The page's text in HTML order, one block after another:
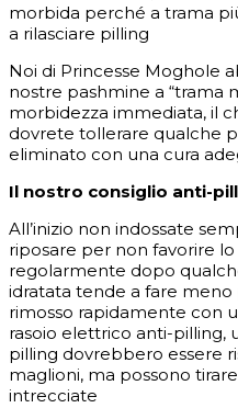
morbida perché a trama
a rilasciare pilling
Noi di Princesse Moghole
nostre pashmine a “trama
morbidezza immediata, il
dovrete tollerare qualche
eliminato con una cura
Il nostro consiglio anti-
All’inizio non indossate
riposare per non favorire
regolarmente dopo
idratata tende a fare meno
rimosso rapidamente con
rasoio elettrico anti-pilling,
pilling dovrebbero essere
maglioni, ma possono
intrecciate